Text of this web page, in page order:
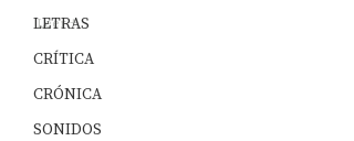
LETRAS
CRÍTICA
CRÓNICA
SONIDOS
Leer +